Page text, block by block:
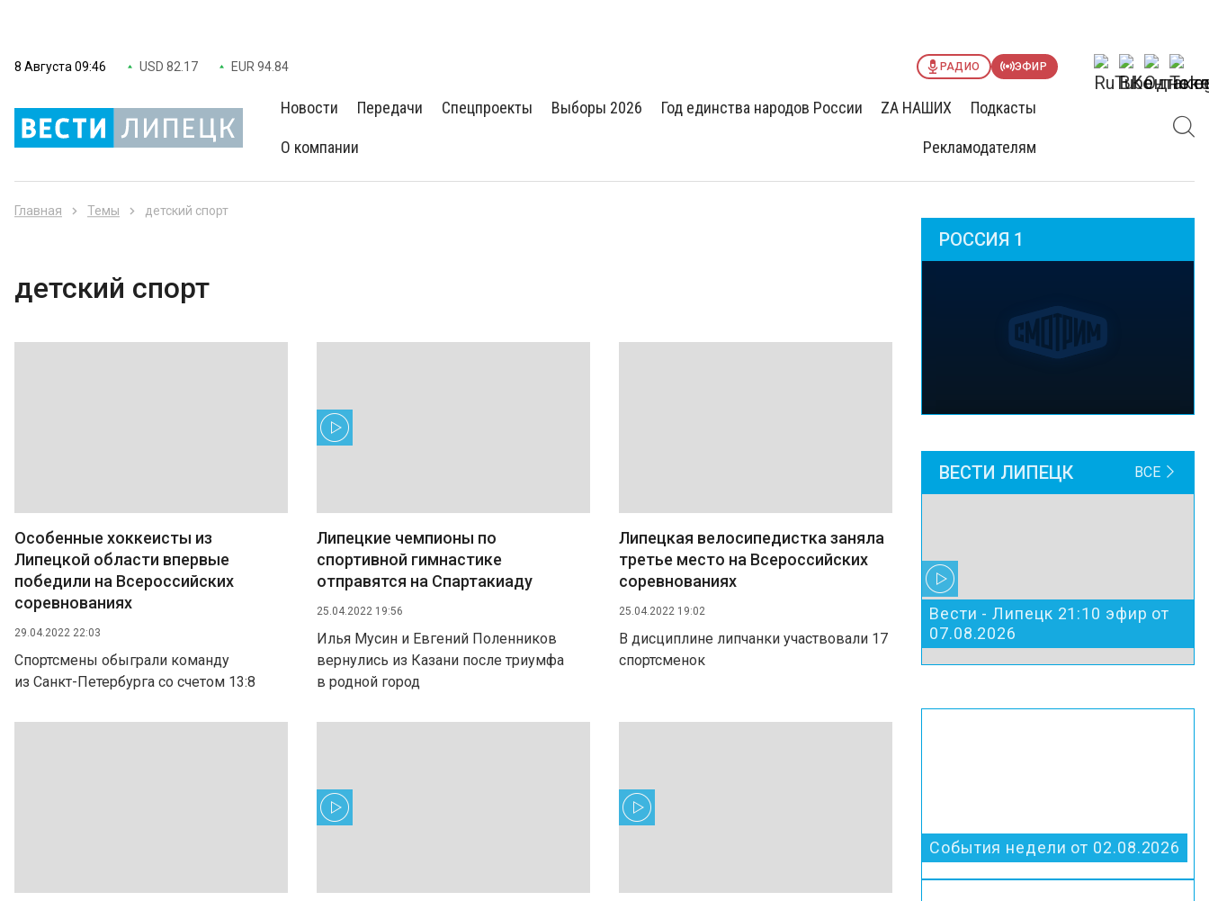
8 Августа 09:46 USD 82.17 EUR 94.84 РАДИО ЭФИР
Новости Передачи Спецпроекты Выборы 2026 Год единства народов России ZА НАШИХ Подкасты
О компании Рекламодателям
Главная Темы детский спорт
детский спорт
Особенные хоккеисты из
Липецкой области впервые
победили на Всероссийских
соревнованиях
29.04.2022 22:03
Спортсмены обыграли команду
из Санкт-Петербурга со счетом 13:8
Липецкие чемпионы по
спортивной гимнастике
отправятся на Спартакиаду
25.04.2022 19:56
Илья Мусин и Евгений Поленников
вернулись из Казани после триумфа
в родной город
Липецкая велосипедистка заняла
третье место на Всероссийских
соревнованиях
25.04.2022 19:02
В дисциплине липчанки участвовали 17
спортсменок
РОССИЯ 1
ВЕСТИ ЛИПЕЦК ВСЕ
Вести - Липецк 21:10 эфир от
07.08.2026
События недели от 02.08.2026